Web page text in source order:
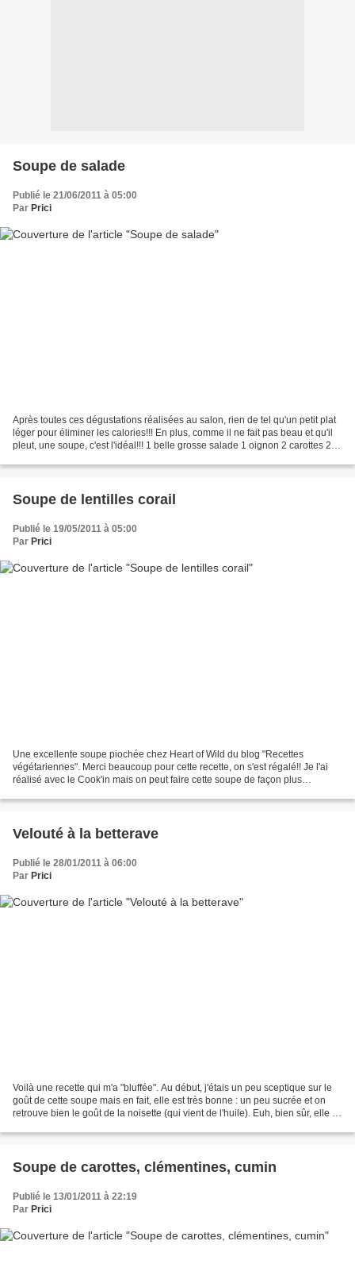
Soupe de salade
Publié le 21/06/2011 à 05:00
Par Prici
Après toutes ces dégustations réalisées au salon, rien de tel qu'un petit plat
léger pour éliminer les calories!!! En plus, comme il ne fait pas beau et qu'il
pleut, une soupe, c'est l'idéal!!! 1 belle grosse salade 1 oignon 2 carottes 2
Soupe de lentilles corail
Publié le 19/05/2011 à 05:00
Par Prici
Une excellente soupe piochée chez Heart of Wild du blog "Recettes
végétariennes". Merci beaucoup pour cette recette, on s'est régalé!! Je l'ai
réalisé avec le Cook'in mais on peut faire cette soupe de façon plus
Velouté à la betterave
Publié le 28/01/2011 à 06:00
Par Prici
Voilà une recette qui m'a "bluffée". Au début, j'étais un peu sceptique sur le
goût de cette soupe mais en fait, elle est très bonne : un peu sucrée et on
retrouve bien le goût de la noisette (qui vient de l'huile). Euh, bien sûr, elle a
Soupe de carottes, clémentines, cumin
Publié le 13/01/2011 à 22:19
Par Prici